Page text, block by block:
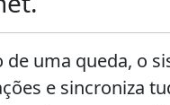
de uma queda, o
e sincroniza